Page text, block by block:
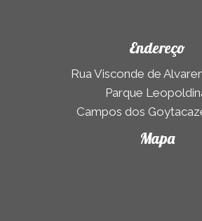
Endereço
Rua Visconde de
Parque
Campos dos
Mapa